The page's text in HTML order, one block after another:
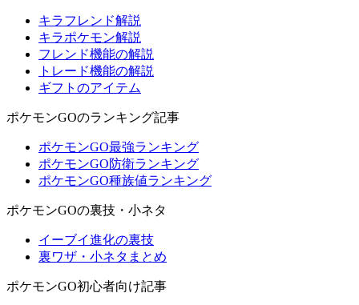
キラフレンド解説
キラポケモン解説
フレンド機能の解説
トレード機能の解説
ギフトのアイテム
ポケモンGOのランキング記事
ポケモンGO最強ランキング
ポケモンGO防衛ランキング
ポケモンGO種族値ランキング
ポケモンGOの裏技・小ネタ
イーブイ進化の裏技
裏ワザ・小ネタまとめ
ポケモンGO初心者向け記事